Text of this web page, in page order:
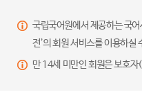
국립국어원에서 제공하는 국
전’의 회원 서비스를 이용하실
만 14세 미만인 회원은 보호